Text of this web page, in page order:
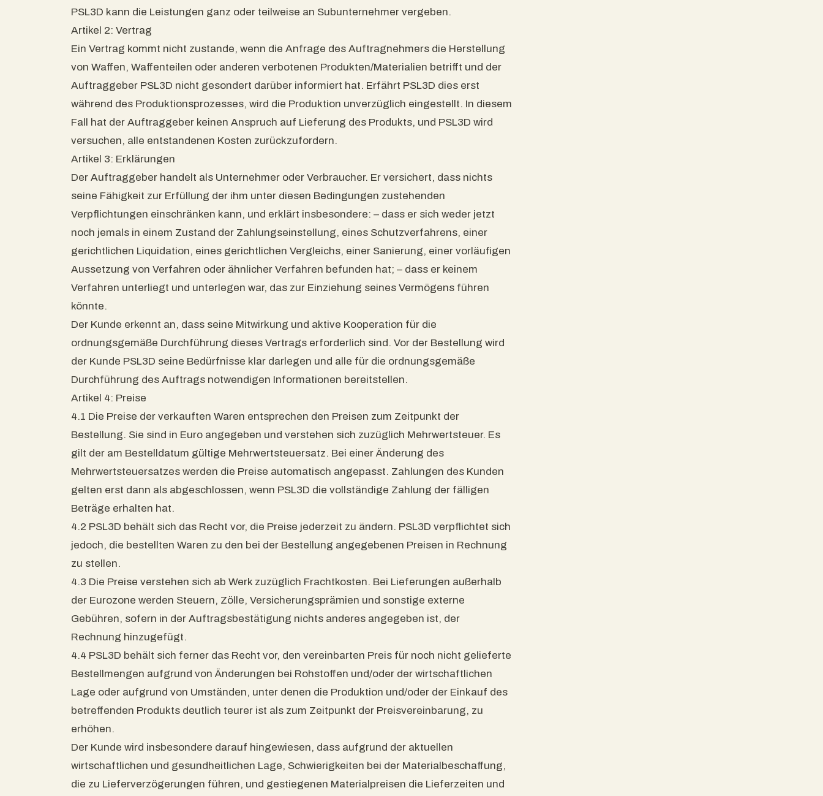
PSL3D kann die Leistungen ganz oder teilweise an Subunternehmer vergeben.
Artikel 2: Vertrag
Ein Vertrag kommt nicht zustande, wenn die Anfrage des Auftragnehmers die Herstellung
von Waffen, Waffenteilen oder anderen verbotenen Produkten/Materialien betrifft und der
Auftraggeber PSL3D nicht gesondert darüber informiert hat. Erfährt PSL3D dies erst
während des Produktionsprozesses, wird die Produktion unverzüglich eingestellt. In diesem
Fall hat der Auftraggeber keinen Anspruch auf Lieferung des Produkts, und PSL3D wird
versuchen, alle entstandenen Kosten zurückzufordern.
Artikel 3: Erklärungen
Der Auftraggeber handelt als Unternehmer oder Verbraucher. Er versichert, dass nichts
seine Fähigkeit zur Erfüllung der ihm unter diesen Bedingungen zustehenden
Verpflichtungen einschränken kann, und erklärt insbesondere: – dass er sich weder jetzt
noch jemals in einem Zustand der Zahlungseinstellung, eines Schutzverfahrens, einer
gerichtlichen Liquidation, eines gerichtlichen Vergleichs, einer Sanierung, einer vorläufigen
Aussetzung von Verfahren oder ähnlicher Verfahren befunden hat; – dass er keinem
Verfahren unterliegt und unterlegen war, das zur Einziehung seines Vermögens führen
könnte.
Der Kunde erkennt an, dass seine Mitwirkung und aktive Kooperation für die
ordnungsgemäße Durchführung dieses Vertrags erforderlich sind. Vor der Bestellung wird
der Kunde PSL3D seine Bedürfnisse klar darlegen und alle für die ordnungsgemäße
Durchführung des Auftrags notwendigen Informationen bereitstellen.
Artikel 4: Preise
4.1 Die Preise der verkauften Waren entsprechen den Preisen zum Zeitpunkt der
Bestellung. Sie sind in Euro angegeben und verstehen sich zuzüglich Mehrwertsteuer. Es
gilt der am Bestelldatum gültige Mehrwertsteuersatz. Bei einer Änderung des
Mehrwertsteuersatzes werden die Preise automatisch angepasst. Zahlungen des Kunden
gelten erst dann als abgeschlossen, wenn PSL3D die vollständige Zahlung der fälligen
Beträge erhalten hat.
4.2 PSL3D behält sich das Recht vor, die Preise jederzeit zu ändern. PSL3D verpflichtet sich
jedoch, die bestellten Waren zu den bei der Bestellung angegebenen Preisen in Rechnung
zu stellen.
4.3 Die Preise verstehen sich ab Werk zuzüglich Frachtkosten. Bei Lieferungen außerhalb
der Eurozone werden Steuern, Zölle, Versicherungsprämien und sonstige externe
Gebühren, sofern in der Auftragsbestätigung nichts anderes angegeben ist, der
Rechnung hinzugefügt.
4.4 PSL3D behält sich ferner das Recht vor, den vereinbarten Preis für noch nicht gelieferte
Bestellmengen aufgrund von Änderungen bei Rohstoffen und/oder der wirtschaftlichen
Lage oder aufgrund von Umständen, unter denen die Produktion und/oder der Einkauf des
betreffenden Produkts deutlich teurer ist als zum Zeitpunkt der Preisvereinbarung, zu
erhöhen.
Der Kunde wird insbesondere darauf hingewiesen, dass aufgrund der aktuellen
wirtschaftlichen und gesundheitlichen Lage, Schwierigkeiten bei der Materialbeschaffung,
die zu Lieferverzögerungen führen, und gestiegenen Materialpreisen die Lieferzeiten und